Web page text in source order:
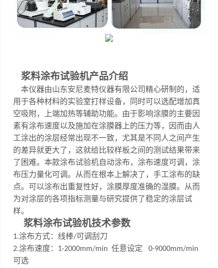
浆料涂布试验机产品介绍
本仪器由山东安尼麦特仪器有限公司精心研制的，适
用于各种材料的实验室打样设备，同时可以选配增加真
空吸附，上端加热等辅助功能。 由于影响涂膜的主要因
素有涂布速度以及施加在涂膜器上的压力等，因而由人
工涂出的涂层经常出现不一致，尤其是不同人之间产生
的差异就更大了，这就给比较样板之间的测试结果带来
了困难。本款涂布试验机自动涂布，涂布速度可调，涂
布压力量化可调。 从而在根本上解决了，手工涂布的缺
点。可以涂布出重复性好，涂膜厚度准确的湿膜。从而
为对涂层的各项指标测量与研究提供了稳定的涂层试
样。
浆料涂布试验机技术参数
1.涂布方式：线棒/可调刮刀
2.涂布速度： 1-2000mm/min任意设定 0-9000mm/min
可选